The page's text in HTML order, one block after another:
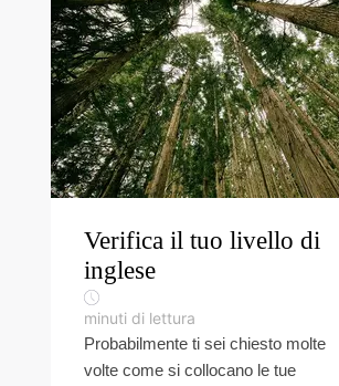
Verifica il tuo livello di
inglese
minuti di lettura
Probabilmente ti sei chiesto molte
volte come si collocano le tue